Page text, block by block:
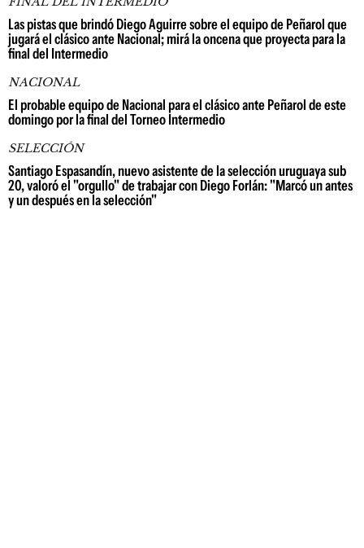
Las pistas que brindó Diego Aguirre sobre el equipo de Peñarol que
jugará el clásico ante Nacional; mirá la oncena que proyecta para la
final del Intermedio
NACIONAL
El probable equipo de Nacional para el clásico ante Peñarol de este
domingo por la final del Torneo Intermedio
SELECCIÓN
Santiago Espasandín, nuevo asistente de la selección uruguaya sub
20, valoró el "orgullo" de trabajar con Diego Forlán: "Marcó un antes
y un después en la selección"